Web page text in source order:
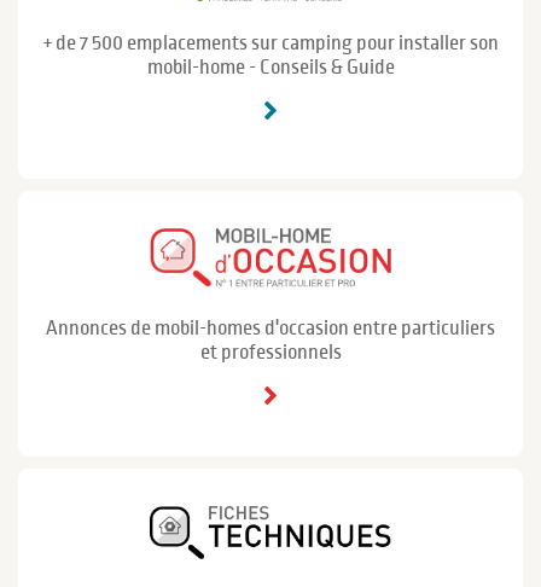
+ de 7 500 emplacements sur camping pour installer son
mobil-home - Conseils & Guide
Annonces de mobil-homes d'occasion entre particuliers
et professionnels